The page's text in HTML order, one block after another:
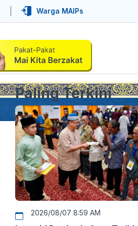
Warga MAIPs
Paling Terkini
2026/08/07 8:59 AM